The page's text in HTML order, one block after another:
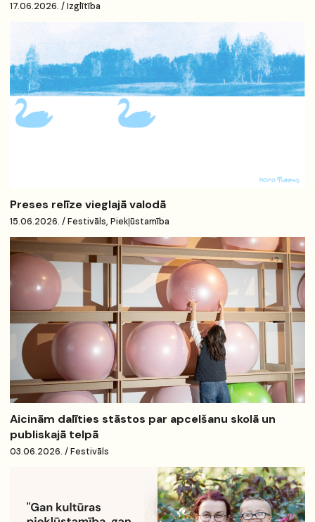
17.06.2026. / Izglītība
Preses relīze vieglajā valodā
15.06.2026. / Festivāls, Piekļūstamība
Aicinām dalīties stāstos par apcelšanu skolā un
publiskajā telpā
03.06.2026. / Festivāls